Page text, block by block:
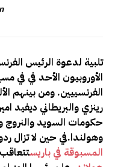
تلبية لدعوة الرئيس
الأوروبيون الأحد في في
الفرنسييين. ومن بينهم
رينزي والبريطاني ديفيد
حكومات السويد والنروج
وهولندا.في حين لا تزال
المسبوقة في باريس